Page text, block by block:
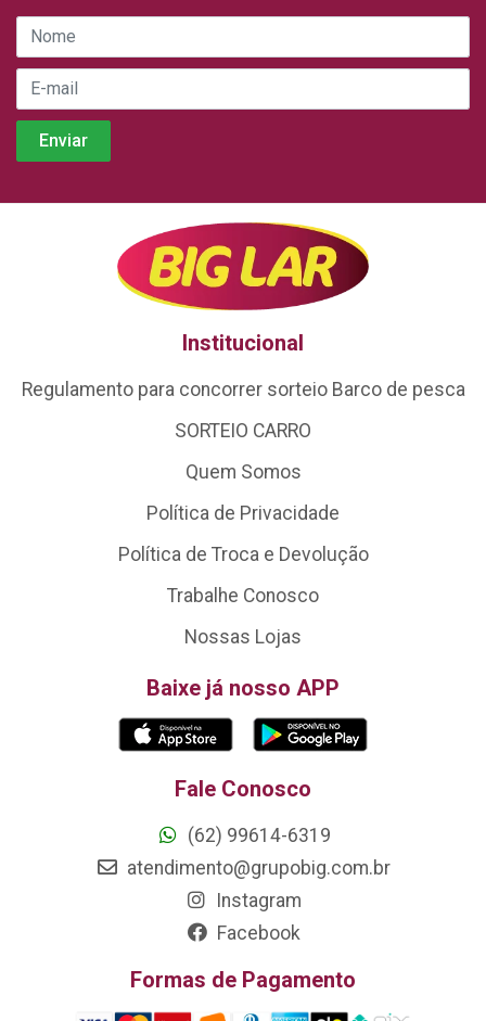
Institucional
Regulamento para concorrer sorteio Barco de pesca
SORTEIO CARRO
Quem Somos
Política de Privacidade
Política de Troca e Devolução
Trabalhe Conosco
Nossas Lojas
Baixe já nosso APP
Fale Conosco
(62) 99614-6319
atendimento@grupobig.com.br
Instagram
Facebook
Formas de Pagamento